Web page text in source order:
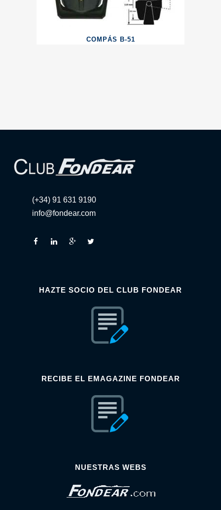
COMPÁS B-51
(+34) 91 631 9190
info@fondear.com
HAZTE SOCIO DEL CLUB FONDEAR
RECIBE EL EMAGAZINE FONDEAR
NUESTRAS WEBS